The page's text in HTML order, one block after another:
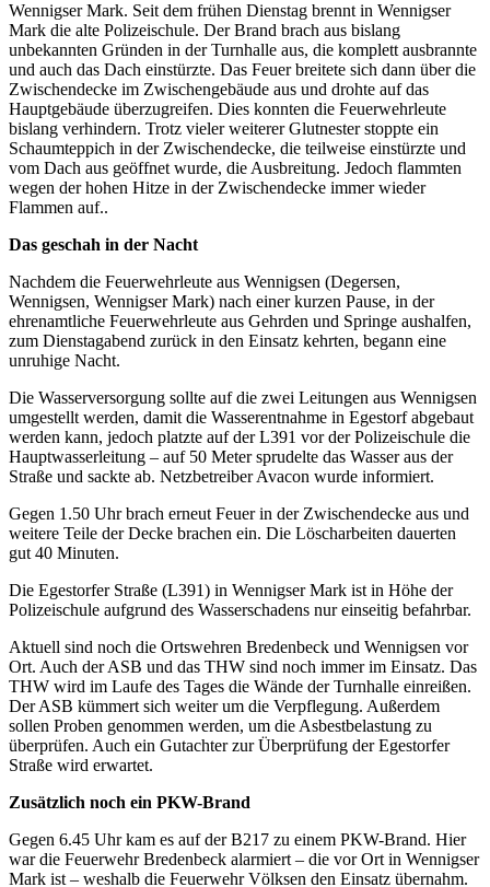
Wennigser Mark. Seit dem frühen Dienstag brennt in Wennigser
Mark die alte Polizeischule. Der Brand brach aus bislang
unbekannten Gründen in der Turnhalle aus, die komplett ausbrannte
und auch das Dach einstürzte. Das Feuer breitete sich dann über die
Zwischendecke im Zwischengebäude aus und drohte auf das
Hauptgebäude überzugreifen. Dies konnten die Feuerwehrleute
bislang verhindern. Trotz vieler weiterer Glutnester stoppte ein
Schaumteppich in der Zwischendecke, die teilweise einstürzte und
vom Dach aus geöffnet wurde, die Ausbreitung. Jedoch flammten
wegen der hohen Hitze in der Zwischendecke immer wieder
Flammen auf..
Das geschah in der Nacht
Nachdem die Feuerwehrleute aus Wennigsen (Degersen,
Wennigsen, Wennigser Mark) nach einer kurzen Pause, in der
ehrenamtliche Feuerwehrleute aus Gehrden und Springe aushalfen,
zum Dienstagabend zurück in den Einsatz kehrten, begann eine
unruhige Nacht.
Die Wasserversorgung sollte auf die zwei Leitungen aus Wennigsen
umgestellt werden, damit die Wasserentnahme in Egestorf abgebaut
werden kann, jedoch platzte auf der L391 vor der Polizeischule die
Hauptwasserleitung – auf 50 Meter sprudelte das Wasser aus der
Straße und sackte ab. Netzbetreiber Avacon wurde informiert.
Gegen 1.50 Uhr brach erneut Feuer in der Zwischendecke aus und
weitere Teile der Decke brachen ein. Die Löscharbeiten dauerten
gut 40 Minuten.
Die Egestorfer Straße (L391) in Wennigser Mark ist in Höhe der
Polizeischule aufgrund des Wasserschadens nur einseitig befahrbar.
Aktuell sind noch die Ortswehren Bredenbeck und Wennigsen vor
Ort. Auch der ASB und das THW sind noch immer im Einsatz. Das
THW wird im Laufe des Tages die Wände der Turnhalle einreißen.
Der ASB kümmert sich weiter um die Verpflegung. Außerdem
sollen Proben genommen werden, um die Asbestbelastung zu
überprüfen. Auch ein Gutachter zur Überprüfung der Egestorfer
Straße wird erwartet.
Zusätzlich noch ein PKW-Brand
Gegen 6.45 Uhr kam es auf der B217 zu einem PKW-Brand. Hier
war die Feuerwehr Bredenbeck alarmiert – die vor Ort in Wennigser
Mark ist – weshalb die Feuerwehr Völksen den Einsatz übernahm.